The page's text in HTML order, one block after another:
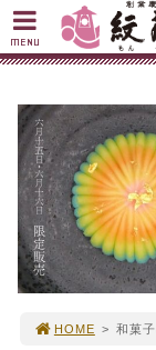
HOME > 和菓
MENU